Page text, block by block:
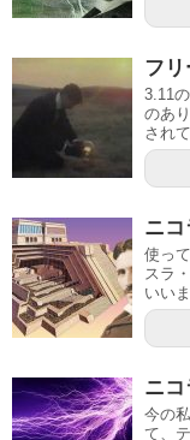
フ
3.11
のあ
され
ニ
使っ
スラ
いい
ニ
今の
て、